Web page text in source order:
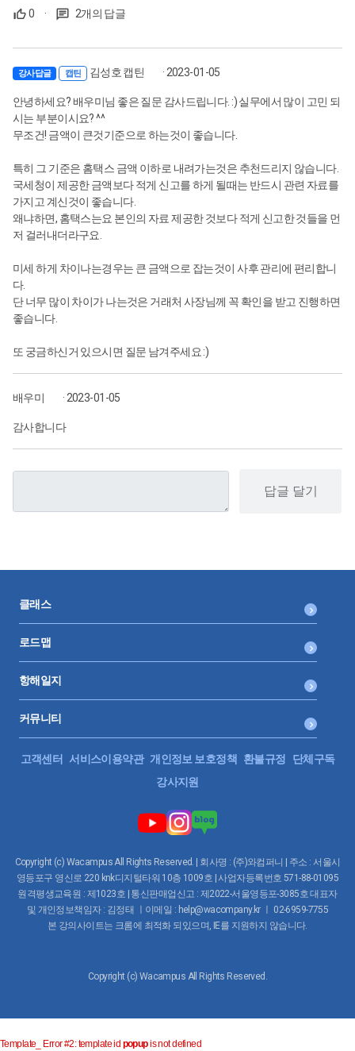
0 · 2개의 답글
강사답글 캡틴 김성호 캡틴 · 2023-01-05
안녕하세요? 배우미님 좋은 질문 감사드립니다. :) 실무에서 많이 고민 되
시는 부분이시요? ^^
무조건! 금액이 큰것기준으로 하는것이 좋습니다.
특히 그 기준은 홈택스 금액 이하로 내려가는것은 추천드리지 않습니다.
국세청이 제공한 금액보다 적게 신고를 하게 될때는 반드시 관련 자료를
가지고 계신것이 좋습니다.
왜냐하면, 홈택스는요 본인의 자료 제공한 것보다 적게 신고한 것들을 먼
저 걸러내더라구요.
미세 하게 차이나는경우는 큰 금액으로 잡는것이 사후 관리에 편리합니
다.
단 너무 많이 차이가 나는것은 거래처 사장님께 꼭 확인을 받고 진행하면
좋습니다.
또 궁금하신거 있으시면 질문 남겨주세요 :)
배우미 · 2023-01-05
감사합니다
답글 달기
클래스
로드맵
항해일지
커뮤니티
고객센터 서비스이용약관 개인정보 보호정책 환불규정
단체구독
강사지원
Copyright (c) Wacampus All Rights Reserved. | 회사명 : (주)와컴퍼니 | 주소 : 서울시
영등포구 영신로 220 knk디지털타워 10층 1009호 | 사업자등록번호 571-88-01095
원격평생교육원 : 제1023호 | 통신판매업신고 : 제2022-서울영등포-3085호 대표자
및 개인정보책임자 : 김정태 ㅣ이메일 : help@wacompany.kr ㅣ 02-6959-7755
본 강의사이트는 크롬에 최적화 되있으며, IE를 지원하지 않습니다.
Copyright (c) Wacampus All Rights Reserved.
Template_ Error #2: template id popupis not defined